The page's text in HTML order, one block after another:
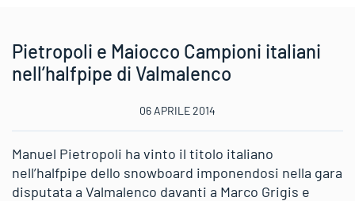
Pietropoli e Maiocco Campioni italiani
nell’halfpipe di Valmalenco
06 APRILE 2014
Manuel Pietropoli ha vinto il titolo italiano
nell’halfpipe dello snowboard imponendosi nella gara
disputata a Valmalenco davanti a Marco Grigis e